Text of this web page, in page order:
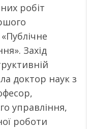
робіт
Захід
доктор наук з
управління,
роботи